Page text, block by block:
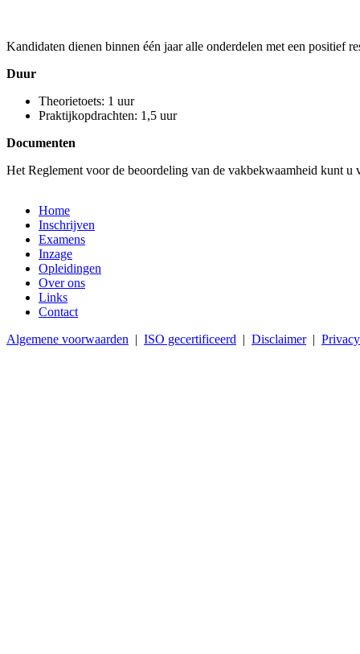
Kandidaten dienen binnen één jaar alle onderdelen met een positief
Duur
Theorietoets: 1 uur
Praktijkopdrachten: 1,5 uur
Documenten
Het Reglement voor de beoordeling van de vakbekwaamheid kunt u
Home
Inschrijven
Examens
Inzage
Opleidingen
Over ons
Links
Contact
Algemene voorwaarden | ISO gecertificeerd | Disclaimer|